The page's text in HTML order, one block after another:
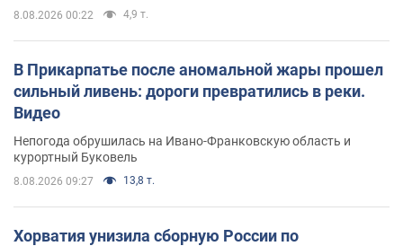
8.08.2026 00:22 4,9 т.
В Прикарпатье после аномальной жары прошел
сильный ливень: дороги превратились в реки.
Видео
Непогода обрушилась на Ивано-Франковскую область и
курортный Буковель
8.08.2026 09:27 13,8 т.
Хорватия унизила сборную России по